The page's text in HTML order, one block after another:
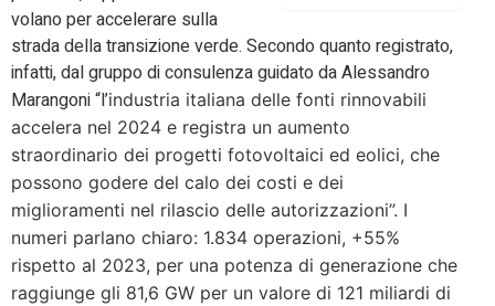
volano per accelerare sulla
strada della transizione verde. Secondo quanto registrato,
infatti, dal gruppo di consulenza guidato da Alessandro
Marangoni “l’industria italiana delle fonti rinnovabili
accelera nel 2024 e registra un aumento
straordinario dei progetti fotovoltaici ed eolici, che
possono godere del calo dei costi e dei
miglioramenti nel rilascio delle autorizzazioni”. I
numeri parlano chiaro: 1.834 operazioni, +55%
rispetto al 2023, per una potenza di generazione che
raggiunge gli 81,6 GW per un valore di 121 miliardi di